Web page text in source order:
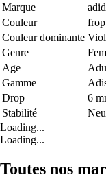
Marque
Couleur
Couleur dominante
Genre
Age
Gamme
Drop
6
Stabilité
Loading...
Loading...
Toutes nos